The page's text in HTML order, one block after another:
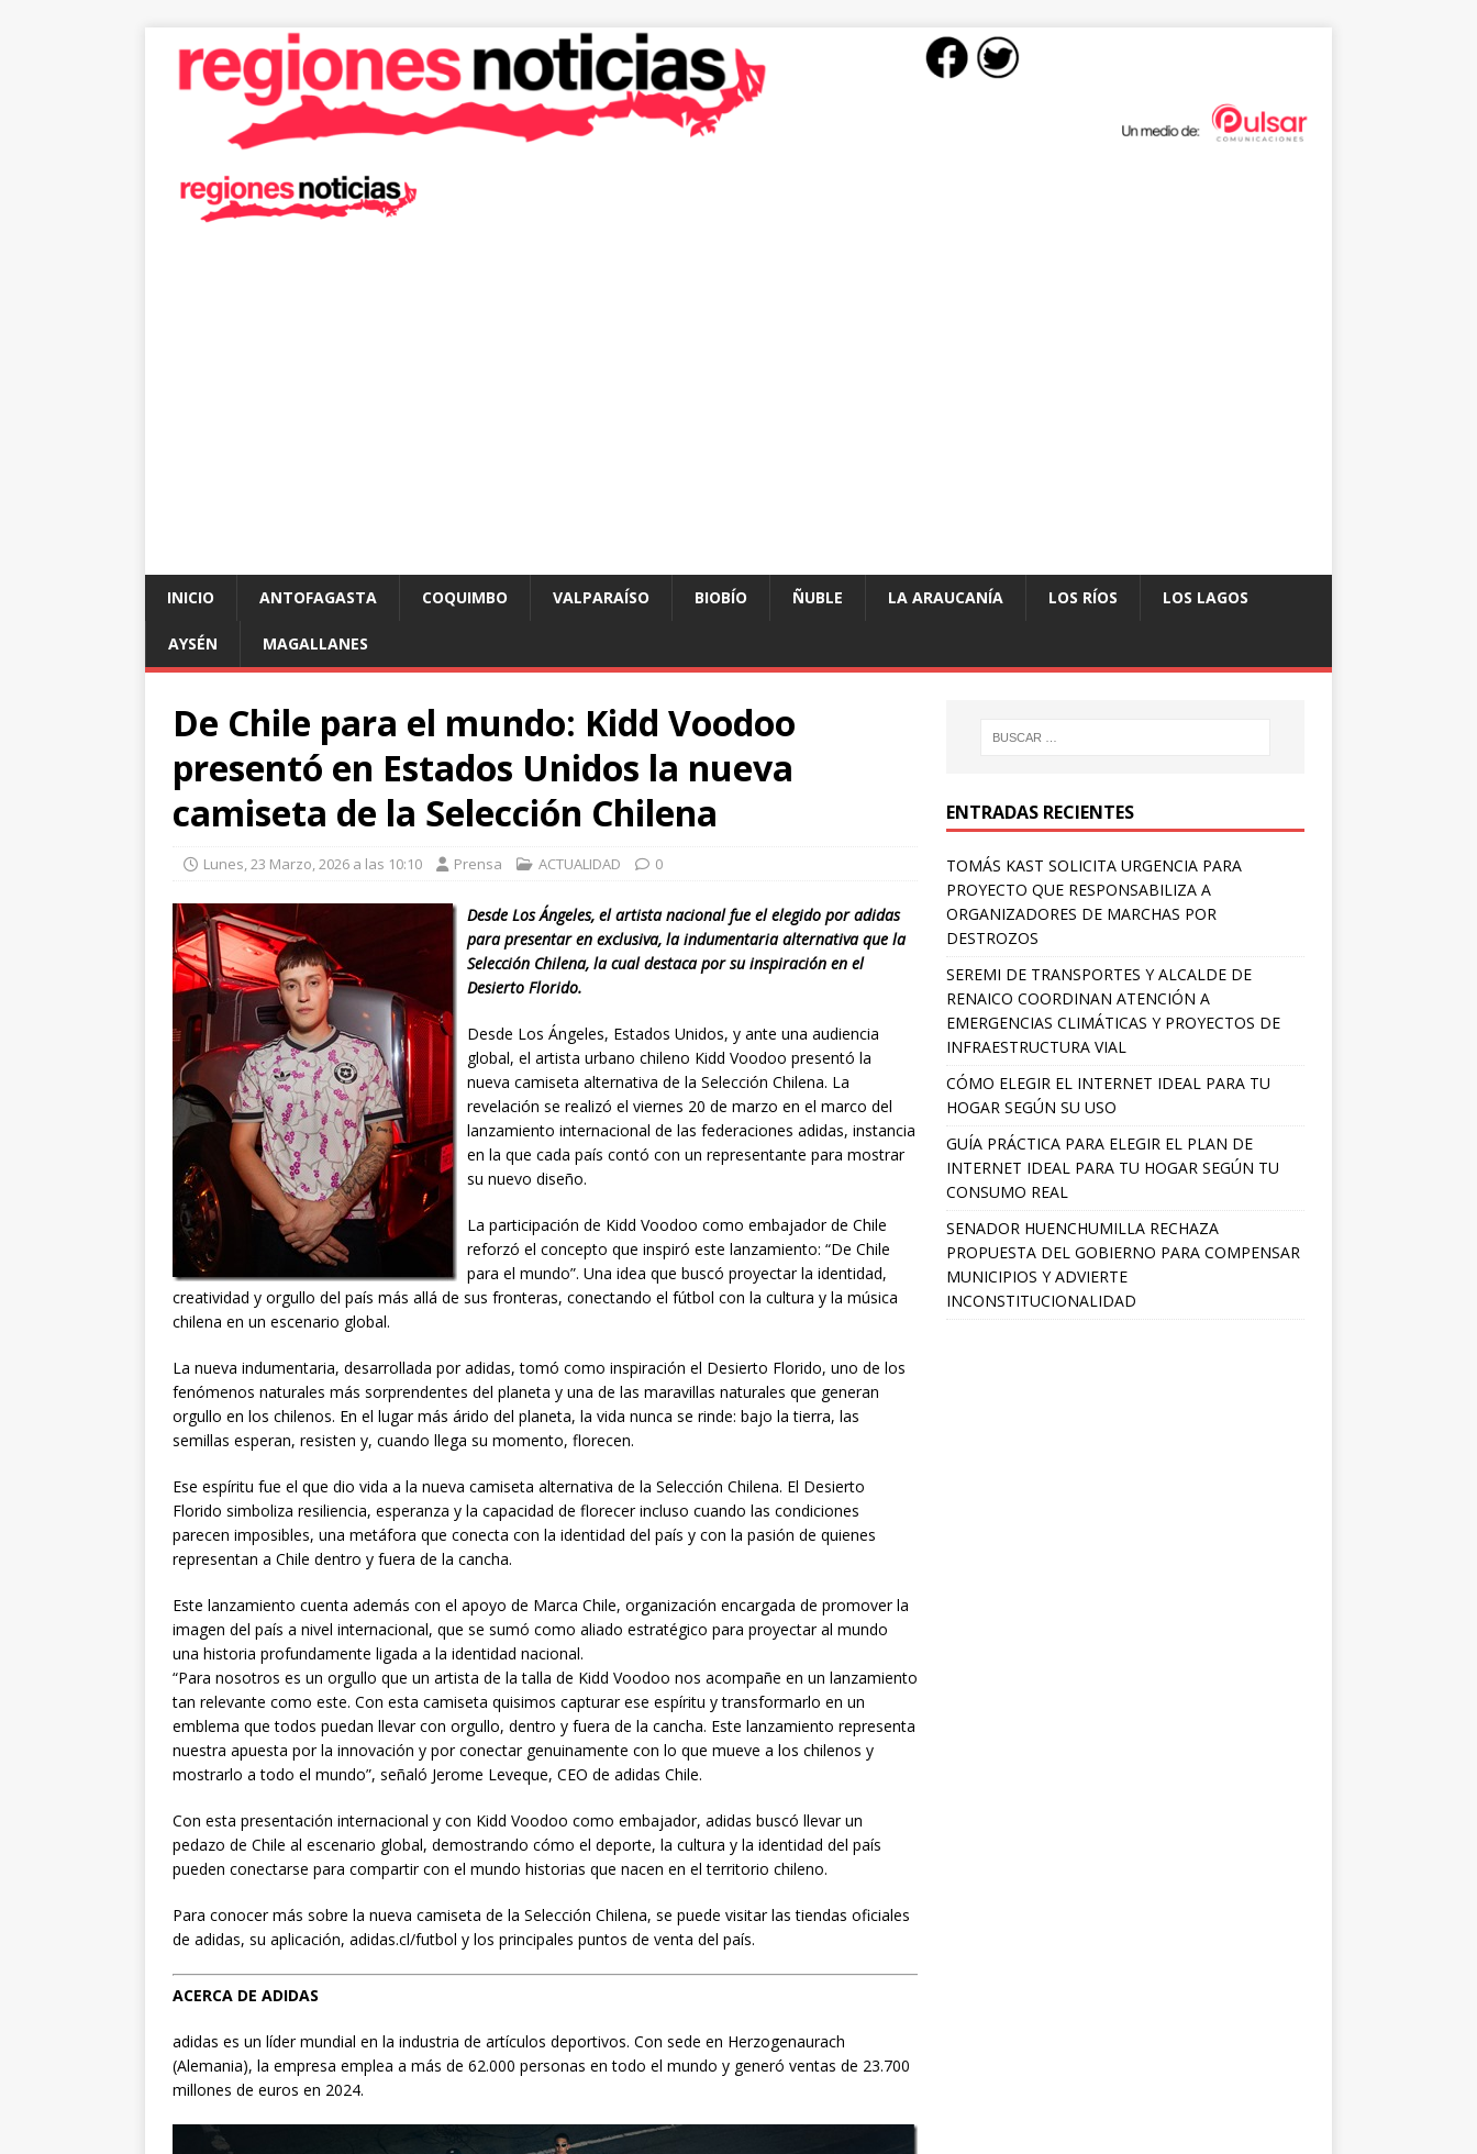
INICIO ANTOFAGASTA COQUIMBO VALPARAÍSO BIOBÍO ÑUBLE LA ARAUCANÍA LOS RÍOS LOS LAGOS
AYSÉN MAGALLANES
De Chile para el mundo: Kidd Voodoo
presentó en Estados Unidos la nueva
camiseta de la Selección Chilena
Lunes, 23 Marzo, 2026 a las 10:10 Prensa ACTUALIDAD 0
Desde Los Ángeles, el artista nacional fue el elegido por adidas
para presentar en exclusiva, la indumentaria alternativa que la
Selección Chilena, la cual destaca por su inspiración en el
Desierto Florido.
Desde Los Ángeles, Estados Unidos, y ante una audiencia
global, el artista urbano chileno Kidd Voodoo presentó la
nueva camiseta alternativa de la Selección Chilena. La
revelación se realizó el viernes 20 de marzo en el marco del
lanzamiento internacional de las federaciones adidas, instancia
en la que cada país contó con un representante para mostrar
su nuevo diseño.
La participación de Kidd Voodoo como embajador de Chile
reforzó el concepto que inspiró este lanzamiento: “De Chile
para el mundo”. Una idea que buscó proyectar la identidad,
creatividad y orgullo del país más allá de sus fronteras, conectando el fútbol con la cultura y la música
chilena en un escenario global.
La nueva indumentaria, desarrollada por adidas, tomó como inspiración el Desierto Florido, uno de los
fenómenos naturales más sorprendentes del planeta y una de las maravillas naturales que generan
orgullo en los chilenos. En el lugar más árido del planeta, la vida nunca se rinde: bajo la tierra, las
semillas esperan, resisten y, cuando llega su momento, florecen.
Ese espíritu fue el que dio vida a la nueva camiseta alternativa de la Selección Chilena. El Desierto
Florido simboliza resiliencia, esperanza y la capacidad de florecer incluso cuando las condiciones
parecen imposibles, una metáfora que conecta con la identidad del país y con la pasión de quienes
representan a Chile dentro y fuera de la cancha.
Este lanzamiento cuenta además con el apoyo de Marca Chile, organización encargada de promover la
imagen del país a nivel internacional, que se sumó como aliado estratégico para proyectar al mundo
una historia profundamente ligada a la identidad nacional.
“Para nosotros es un orgullo que un artista de la talla de Kidd Voodoo nos acompañe en un lanzamiento
tan relevante como este. Con esta camiseta quisimos capturar ese espíritu y transformarlo en un
emblema que todos puedan llevar con orgullo, dentro y fuera de la cancha. Este lanzamiento representa
nuestra apuesta por la innovación y por conectar genuinamente con lo que mueve a los chilenos y
mostrarlo a todo el mundo”, señaló Jerome Leveque, CEO de adidas Chile.
Con esta presentación internacional y con Kidd Voodoo como embajador, adidas buscó llevar un
pedazo de Chile al escenario global, demostrando cómo el deporte, la cultura y la identidad del país
pueden conectarse para compartir con el mundo historias que nacen en el territorio chileno.
Para conocer más sobre la nueva camiseta de la Selección Chilena, se puede visitar las tiendas oficiales
de adidas, su aplicación, adidas.cl/futbol y los principales puntos de venta del país.
ACERCA DE ADIDAS
adidas es un líder mundial en la industria de artículos deportivos. Con sede en Herzogenaurach
(Alemania), la empresa emplea a más de 62.000 personas en todo el mundo y generó ventas de 23.700
millones de euros en 2024.
ENTRADAS RECIENTES
TOMÁS KAST SOLICITA URGENCIA PARA
PROYECTO QUE RESPONSABILIZA A
ORGANIZADORES DE MARCHAS POR
DESTROZOS
SEREMI DE TRANSPORTES Y ALCALDE DE
RENAICO COORDINAN ATENCIÓN A
EMERGENCIAS CLIMÁTICAS Y PROYECTOS DE
INFRAESTRUCTURA VIAL
CÓMO ELEGIR EL INTERNET IDEAL PARA TU
HOGAR SEGÚN SU USO
GUÍA PRÁCTICA PARA ELEGIR EL PLAN DE
INTERNET IDEAL PARA TU HOGAR SEGÚN TU
CONSUMO REAL
SENADOR HUENCHUMILLA RECHAZA
PROPUESTA DEL GOBIERNO PARA COMPENSAR
MUNICIPIOS Y ADVIERTE
INCONSTITUCIONALIDAD